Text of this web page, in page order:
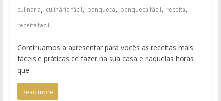
culinaria, culinária fácil, panqueca, panqueca fácil, receita,
receita facil
Continuamos a apresentar para vocês as receitas mais
fáceis e práticas de fazer na sua casa e naquelas horas
que
Read more